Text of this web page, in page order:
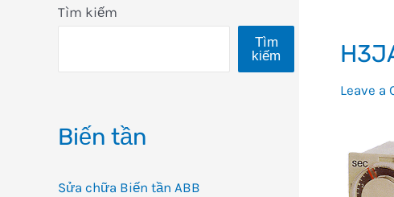
Tìm kiếm
Tìm
kiếm
Biến tần
Sửa chữa Biến tần ABB
Leave a